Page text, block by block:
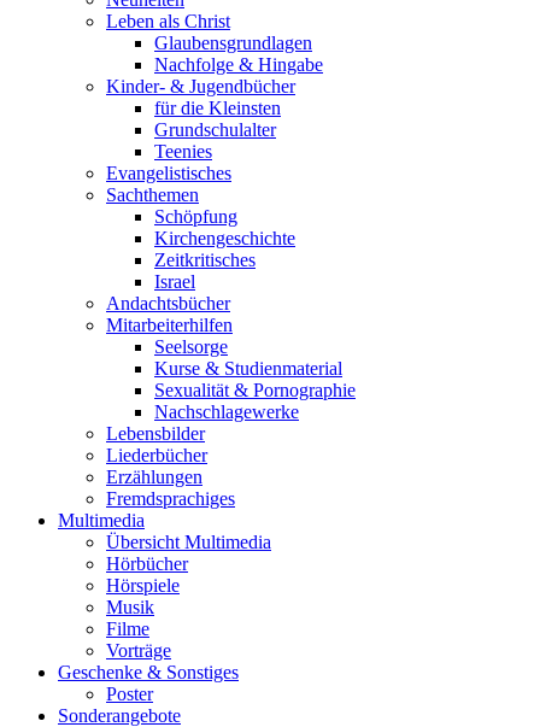
Leben als Christ
Glaubensgrundlagen
Nachfolge & Hingabe
Kinder- & Jugendbücher
für die Kleinsten
Grundschulalter
Teenies
Evangelistisches
Sachthemen
Schöpfung
Kirchengeschichte
Zeitkritisches
Israel
Andachtsbücher
Mitarbeiterhilfen
Seelsorge
Kurse & Studienmaterial
Sexualität & Pornographie
Nachschlagewerke
Lebensbilder
Liederbücher
Erzählungen
Fremdsprachiges
Multimedia
Übersicht Multimedia
Hörbücher
Hörspiele
Musik
Filme
Vorträge
Geschenke & Sonstiges
Poster
Sonderangebote